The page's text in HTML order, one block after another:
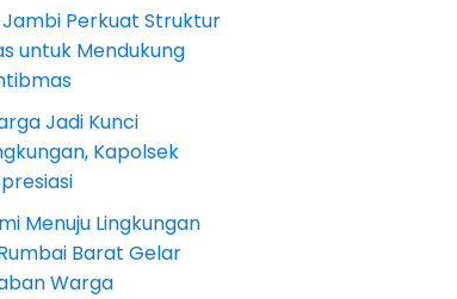
Perkuat Struktur
untuk Mendukung
Jadi Kunci
Kapolsek
Menuju Lingkungan
Barat Gelar
Warga